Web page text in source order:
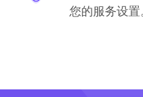
您的服务设置